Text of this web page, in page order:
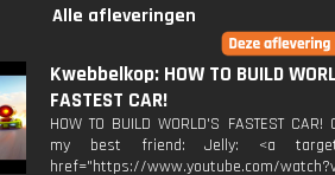
Alle afleveringen
Kwebbelkop: HOW TO BUILD
FASTEST CAR!
HOW TO BUILD WORLD'S FASTEST
my best friend: Jelly: <a
href="https://www.youtube.com/